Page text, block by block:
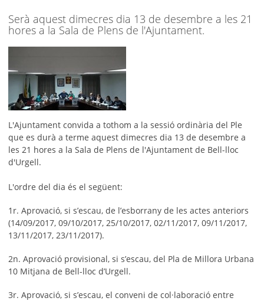
SEU ELECTRÒNICA
Serà aquest dimecres dia 13 de desembre a les 21
hores a la Sala de Plens de l'Ajuntament.
L'Ajuntament convida a tothom a la sessió ordinària del Ple
que es durà a terme aquest dimecres dia 13 de desembre a
les 21 hores a la Sala de Plens de l'Ajuntament de Bell-lloc
d'Urgell.
L'ordre del dia és el següent:
1r. Aprovació, si s’escau, de l’esborrany de les actes anteriors
(14/09/2017, 09/10/2017, 25/10/2017, 02/11/2017, 09/11/2017,
13/11/2017, 23/11/2017).
2n. Aprovació provisional, si s’escau, del Pla de Millora Urbana
10 Mitjana de Bell-lloc d’Urgell.
3r. Aprovació, si s’escau, el conveni de col·laboració entre